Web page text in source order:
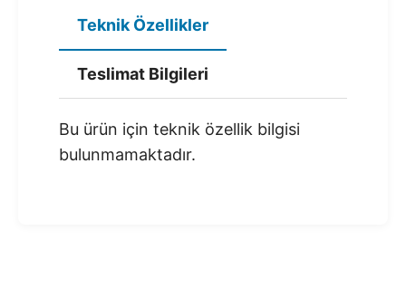
Teknik Özellikler
Teslimat Bilgileri
Bu ürün için teknik özellik bilgisi
bulunmamaktadır.